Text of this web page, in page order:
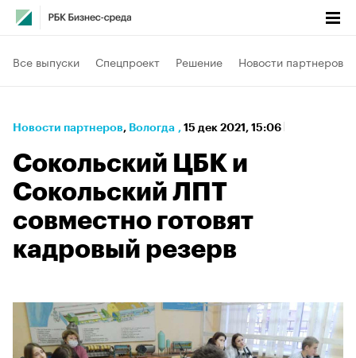
Все выпуски Спецпроект Решение Новости партнеров
Новости партнеров⁠, Вологда , 15 дек 2021, 15:06
Сокольский ЦБК и
Сокольский ЛПТ
совместно готовят
кадровый резерв